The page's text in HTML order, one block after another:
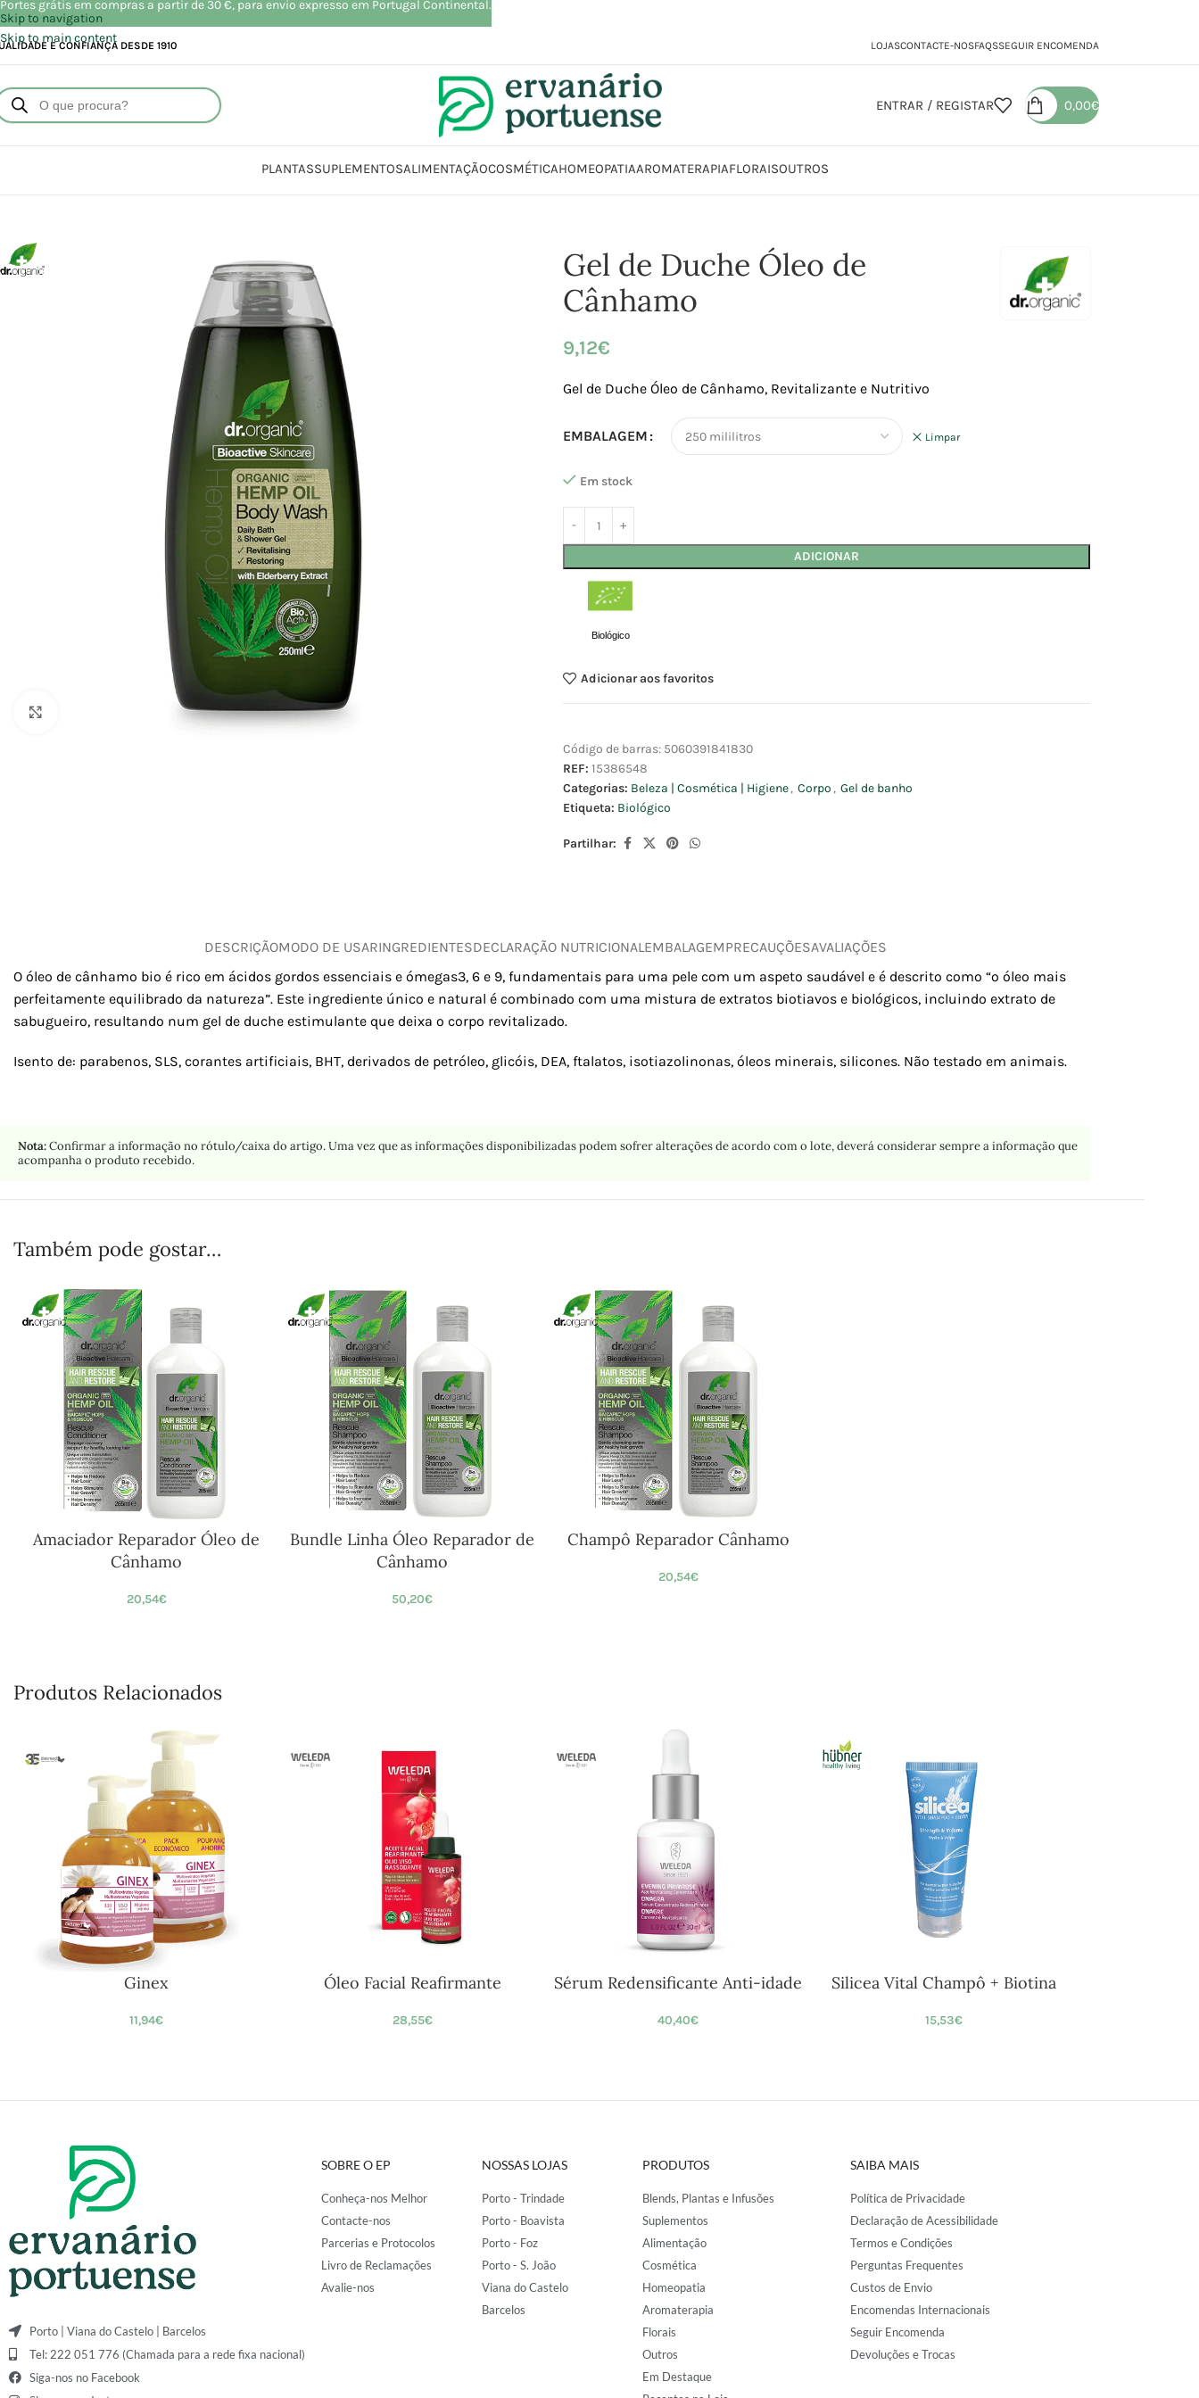
Skip to navigation
Skip to main content
E CONFIANÇA DESDE 1910 LOJASCONTACTE-NOSFAQSSEGUIR ENCOMENDA
ENTRAR / REGISTAR 0,00€
PLANTASSUPLEMENTOSALIMENTAÇÃOCOSMÉTICAHOMEOPATIAAROMATERAPIAFLORAISOUTROS
Gel de Duche Óleo de
Cânhamo
9,12€
Gel de Duche Óleo de Cânhamo, Revitalizante e Nutritivo
EMBALAGEM Limpar
Em stock
ADICIONAR
Biológico
Adicionar aos favoritos
Código de barras: 5060391841830
REF: 15386548
Categorias: Beleza | Cosmética | Higiene, Corpo , Gel de banho
Etiqueta: Biológico
Partilhar:
DESCRIÇÃOMODO DE USARINGREDIENTESDECLARAÇÃO NUTRICIONAL EMBALAGEMPRECAUÇÕESAVALIAÇÕES
O óleo de cânhamo bio é rico em ácidos gordos essenciais e ómegas3, 6 e 9, fundamentais para uma pele com um aspeto saudável e é descrito como “o óleo mais
perfeitamente equilibrado da natureza”. Este ingrediente único e natural é combinado com uma mistura de extratos biotiavos e biológicos, incluindo extrato de
sabugueiro, resultando num gel de duche estimulante que deixa o corpo revitalizado.
Isento de: parabenos, SLS, corantes artificiais, BHT, derivados de petróleo, glicóis, DEA, ftalatos, isotiazolinonas, óleos minerais, silicones. Não testado em animais.
Nota:Confirmar a informação no rótulo/caixa do artigo. Uma vez que as informações disponibilizadas podem sofrer alterações de acordo com o lote, deverá considerar sempre a informação que
acompanha o produto recebido.
Também pode gostar…
Amaciador Reparador Óleo de
Cânhamo
20,54€
Bundle Linha Óleo Reparador de
Cânhamo
50,20€
Champô Reparador Cânhamo
20,54€
Produtos Relacionados
Ginex
11,94€
Óleo Facial Reafirmante
28,55€
Sérum Redensificante Anti-idade
40,40€
Silicea Vital Champô + Biotina
15,53€
Porto | Viana do Castelo | Barcelos
Tel: 222 051 776 (Chamada para a rede fixa nacional)
Siga-nos no Facebook
SOBRE O EP
Conheça-nos Melhor
Contacte-nos
Parcerias e Protocolos
Livro de Reclamações
Avalie-nos
NOSSAS LOJAS
Porto - Trindade
Porto - Boavista
Porto - Foz
Porto - S. João
Viana do Castelo
Barcelos
PRODUTOS
Blends, Plantas e Infusões
Suplementos
Alimentação
Cosmética
Homeopatia
Aromaterapia
Florais
Outros
Em Destaque
SAIBA MAIS
Política de Privacidade
Declaração de Acessibilidade
Termos e Condições
Perguntas Frequentes
Custos de Envio
Encomendas Internacionais
Seguir Encomenda
Devoluções e Trocas
Portes grátis em compras a partir de 30 €, para envio expresso em Portugal Continental.